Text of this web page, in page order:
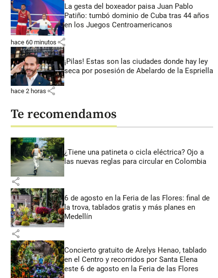
La gesta del boxeador paisa Juan Pablo
Patiño: tumbó dominio de Cuba tras 44 años
en los Juegos Centroamericanos
hace 60 minutos share
¡Pilas! Estas son las ciudades donde hay ley
seca por posesión de Abelardo de la Espriella
hace 2 horas share
Te recomendamos
¿Tiene una patineta o cicla eléctrica? Ojo a
las nuevas reglas para circular en Colombia
share
6 de agosto en la Feria de las Flores: final de
la trova, tablados gratis y más planes en
Medellín
share
Concierto gratuito de Arelys Henao, tablado
en el Centro y recorridos por Santa Elena
este 6 de agosto en la Feria de las Flores